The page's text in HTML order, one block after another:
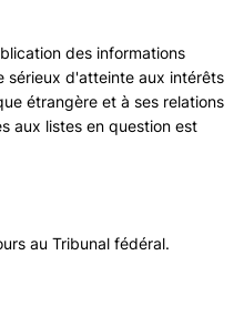
des informations
sérieux d'atteinte aux intérêts
étrangère et à ses relations
aux listes en question est
au Tribunal fédéral.